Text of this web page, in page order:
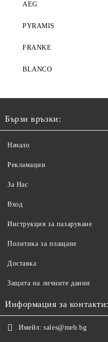
AEG
PYRAMIS
FRANKE
BLANCO
Бързи връзки:
Начало
Рекламации
За Нас
Вход
Инструкция за пазаруване
Политика за плащане
Доставка
Защита на личните данни
Информация за контакти:
Имейл: sales@meb.bg